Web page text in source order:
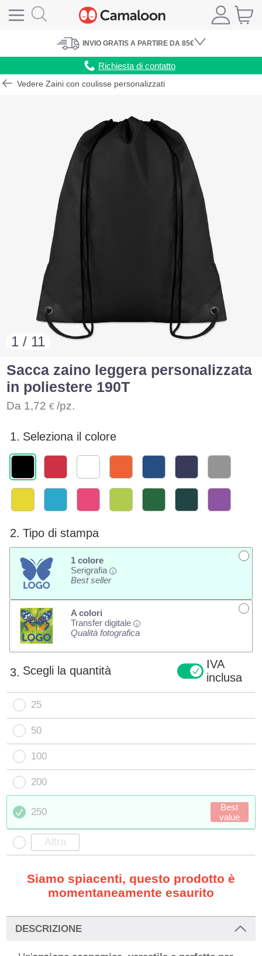
INVIO GRATIS A PARTIRE DA 85€
Richiesta di contatto
Vedere Zaini con coulisse personalizzati
1 / 11
Sacca zaino leggera personalizzata
in poliestere 190T
Da 1,72 € /pz.
1. Seleziona il colore
2. Tipo di stampa
1 colore
Serigrafia
i
Best seller
A colori
Transfer digitale
i
Qualità fotografica
3. Scegli la quantità
IVA
inclusa
25
50
100
200
250
Best
value
Siamo spiacenti, questo prodotto è
momentaneamente esaurito
DESCRIZIONE